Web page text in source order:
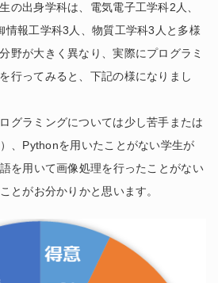
の出身学科は、電気電子工学科2人、
情報工学科3人、物質工学科3人と多様
野が大きく異なり、実際にプログラミ
行ってみると、下記の様になりまし
グラミングについては少し苦手または
、Pythonを用いたことがない学生が
を用いて画像処理を行ったことがない
とがお分かりかと思います。